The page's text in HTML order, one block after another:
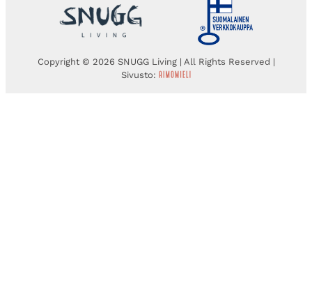
Copyright © 2026 SNUGG Living | All Rights Reserved |
Sivusto: